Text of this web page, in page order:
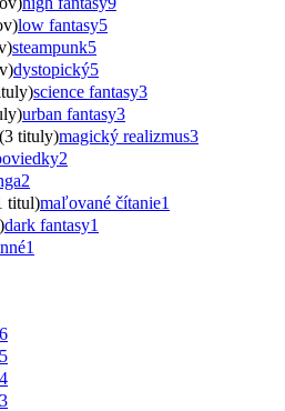
low fantasy5
steampunk5
dystopický5
science fantasy3
urban fantasy3
tituly)magický realizmus3
2
2
titul)maľované čítanie1
dark fantasy1
1